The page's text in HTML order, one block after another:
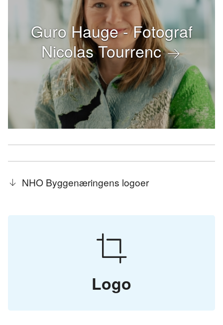
Guro Hauge - Fotograf
Nicolas Tourrenc
NHO Byggenæringens logoer
Logo